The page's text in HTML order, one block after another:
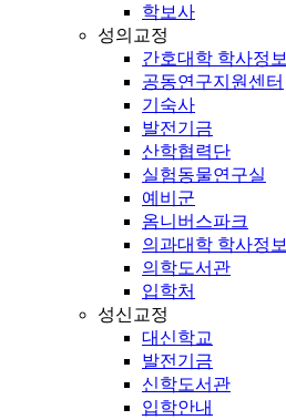
학보사
성의교정
간호대학 학사정보
공동연구지원센터
기숙사
발전기금
산학협력단
실험동물연구실
예비군
옴니버스파크
의과대학 학사정보
의학도서관
입학처
성신교정
대신학교
발전기금
신학도서관
입학안내